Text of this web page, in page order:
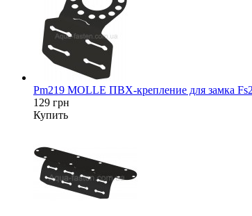
Pm219 MOLLE ПВХ-крепление для замка
129 грн
Купить